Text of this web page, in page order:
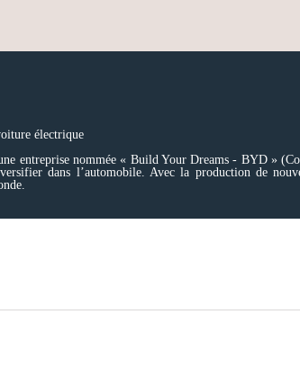
électrique
entreprise nommée « Build Your Dreams - BYD »
dans l’automobile. Avec la production de